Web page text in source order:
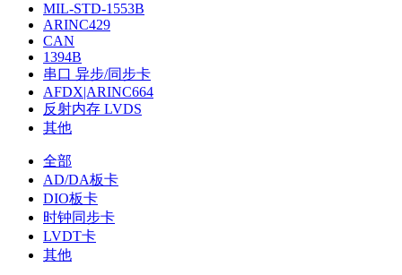
MIL-STD-1553B
ARINC429
CAN
1394B
串口 异步/同步卡
AFDX|ARINC664
反射内存 LVDS
其他
全部
AD/DA板卡
DIO板卡
时钟同步卡
LVDT卡
其他